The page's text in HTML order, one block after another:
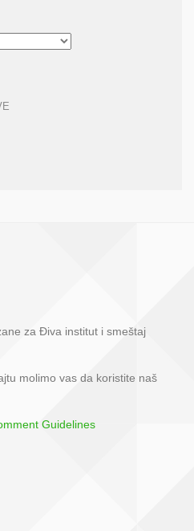
za Điva institut i smeštaj
molimo vas da koristite naš
Guidelines